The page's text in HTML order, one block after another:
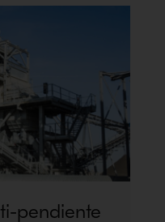
pendiente